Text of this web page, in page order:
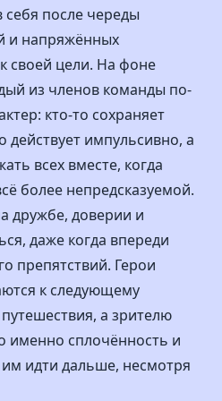
после череды
и напряжённых
своей цели. На фоне
из членов команды по-
кто-то сохраняет
действует импульсивно, а
всех вместе, когда
более непредсказуемой.
дружбе, доверии и
даже когда впереди
препятствий. Герои
к следующему
а зрителю
именно сплочённость и
идти дальше, несмотря